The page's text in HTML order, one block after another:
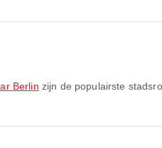
Berlin zijn de populairste